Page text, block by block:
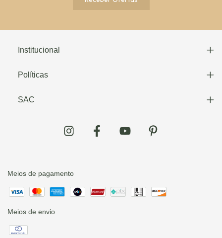
Institucional
Políticas
SAC
Meios de pagamento
Meios de envio